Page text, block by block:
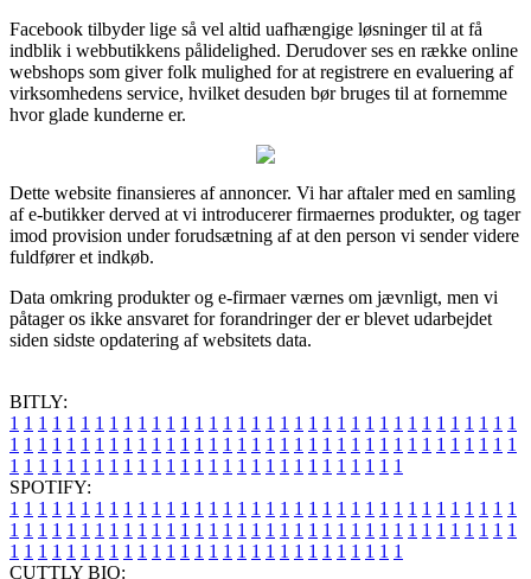
Facebook tilbyder lige så vel altid uafhængige løsninger til at få
indblik i webbutikkens pålidelighed. Derudover ses en række online
webshops som giver folk mulighed for at registrere en evaluering af
virksomhedens service, hvilket desuden bør bruges til at fornemme
hvor glade kunderne er.
Dette website finansieres af annoncer. Vi har aftaler med en samling
af e-butikker derved at vi introducerer firmaernes produkter, og tager
imod provision under forudsætning af at den person vi sender videre
fuldfører et indkøb.
Data omkring produkter og e-firmaer værnes om jævnligt, men vi
påtager os ikke ansvaret for forandringer der er blevet udarbejdet
siden sidste opdatering af websitets data.
BITLY:
1 1 1 1 1 1 1 1 1 1 1 1 1 1 1 1 1 1 1 1 1 1 1 1 1 1 1 1 1 1 1 1 1 1 1 1
1 1 1 1 1 1 1 1 1 1 1 1 1 1 1 1 1 1 1 1 1 1 1 1 1 1 1 1 1 1 1 1 1 1 1 1
1 1 1 1 1 1 1 1 1 1 1 1 1 1 1 1 1 1 1 1 1 1 1 1 1 1 1 1
SPOTIFY:
1 1 1 1 1 1 1 1 1 1 1 1 1 1 1 1 1 1 1 1 1 1 1 1 1 1 1 1 1 1 1 1 1 1 1 1
1 1 1 1 1 1 1 1 1 1 1 1 1 1 1 1 1 1 1 1 1 1 1 1 1 1 1 1 1 1 1 1 1 1 1 1
1 1 1 1 1 1 1 1 1 1 1 1 1 1 1 1 1 1 1 1 1 1 1 1 1 1 1 1
CUTTLY BIO: